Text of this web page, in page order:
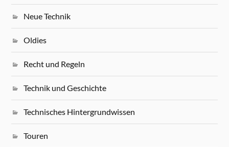
Neue Technik
Oldies
Recht und Regeln
Technik und Geschichte
Technisches Hintergrundwissen
Touren